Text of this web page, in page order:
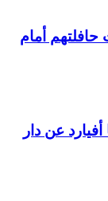
أمام
عن دار